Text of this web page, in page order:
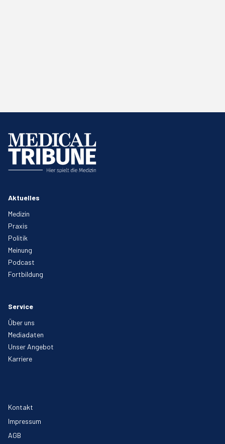
Aktuelles
Medizin
Praxis
Politik
Meinung
Podcast
Fortbildung
Service
Über uns
Mediadaten
Unser Angebot
Karriere
Kontakt
Impressum
AGB